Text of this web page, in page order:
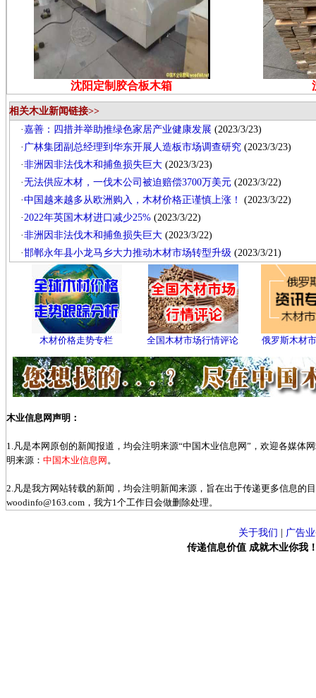
沈阳定制胶合板木箱
相关木业新闻链接>>
·嘉善：四措并举助推绿色家居产业健康发展 (2023/3/23)
· 广林集团副总经理到华东开展人造板市场调查研究 (2023/3/23)
·非洲因非法伐木和捕鱼损失巨大 (2023/3/23)
·无法供应木材，一伐木公司被迫赔偿3700万美元 (2023/3/22)
·中国越来越多从欧洲购入，木材价格正谨慎上涨！
(2023/3/22)
·2022年英国木材进口减少25% (2023/3/22)
·非洲因非法伐木和捕鱼损失巨大 (2023/3/22)
·邯郸永年县小龙马乡大力推动木材市场转型升级 (2023/3/21)
木材价格走势专栏 全国木材市场行情评论 俄罗斯木材
木业信息网声明：
1.凡是本网原创的新闻报道，均会注明来源“中国木业信息网”，欢迎各媒体
明来源： 中国木业信息网 。
2.凡是我方网站转载的新闻，均会注明新闻来源，旨在出于传递更多信息的
woodinfo@163.com，我方1个工作日会做删除处理。
关于我们
广告
传递信息价值 成就木业你我